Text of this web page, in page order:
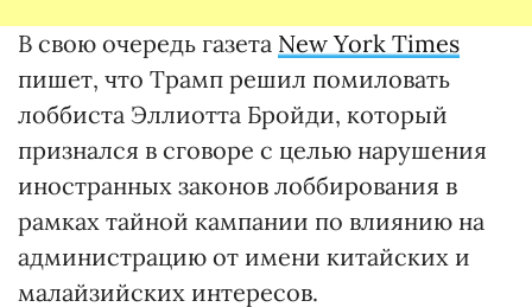
В свою очередь газета New York Times
пишет, что Трамп решил помиловать
лоббиста Эллиотта Бройди, который
признался в сговоре с целью нарушения
иностранных законов лоббирования в
рамках тайной кампании по влиянию на
администрацию от имени китайских и
малайзийских интересов.